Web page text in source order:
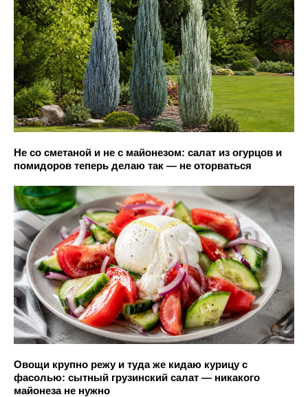
Не со сметаной и не с майонезом: салат из огурцов и
помидоров теперь делаю так — не оторваться
Овощи крупно режу и туда же кидаю курицу с
фасолью: сытный грузинский салат — никакого
майонеза не нужно